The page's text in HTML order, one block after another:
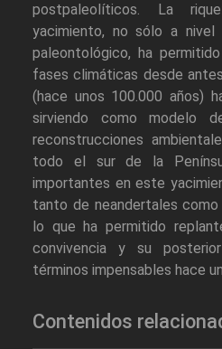
postpaleolíticos. La
yacimiento, no sólo a nivel
paleontológico, ha
fases climáticas desde
(hace unos 100.000 años)
sirviendo como modelo
reconstrucciones
todo el sur de la
importantes en este
tanto de neandertales
lo que ha permitido
convivencia y su
términos impensables hace
Contenidos